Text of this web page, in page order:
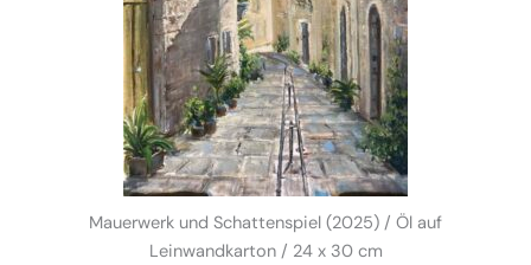
Mauerwerk und Schattenspiel (2025) / Öl auf
Leinwandkarton / 24 x 30 cm